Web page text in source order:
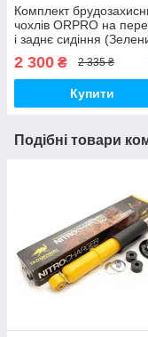
Комплект
чохлів ORPRO на
і заднє сидіння
2 300 ₴ 2 335 ₴
Купити
Подібні товари